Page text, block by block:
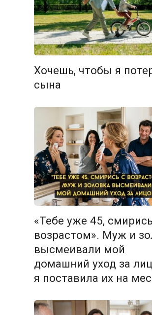
Хочешь, чтобы я
сына
«Тебе уже 45,
возрастом». Муж и
высмеивали мой
домашний уход за
я поставила их на